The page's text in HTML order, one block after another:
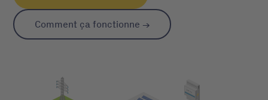
Comment ça fonctionne →